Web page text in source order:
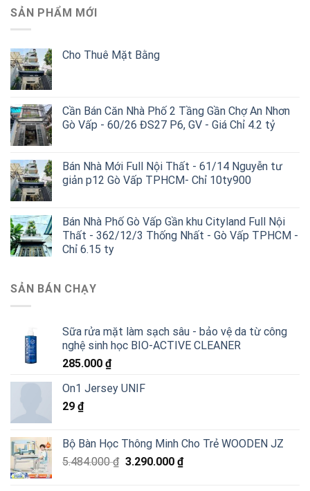
có
thể
trên
trang
SẢN PHẨM MỚI
Cho Thuê Mặt Bằng
Cần Bán Căn Nhà Phố 2 Tầng Gần Chợ An Nhơn
Gò Vấp - 60/26 ĐS27 P6, GV - Giá Chỉ 4.2 tỷ
Bán Nhà Mới Full Nội Thất - 61/14 Nguyễn tư
giản p12 Gò Vấp TPHCM- Chỉ 10ty900
Bán Nhà Phố Gò Vấp Gần khu Cityland Full Nội
Thất - 362/12/3 Thống Nhất - Gò Vấp TPHCM -
Chỉ 6.15 ty
SẢN BÁN CHẠY
Sữa rửa mặt làm sạch sâu - bảo vệ da từ công
nghệ sinh học BIO-ACTIVE CLEANER
285.000 ₫
On1 Jersey UNIF
29 ₫
Bộ Bàn Học Thông Minh Cho Trẻ WOODEN JZ
5.484.000₫ Giá
3.290.000 ₫Giá